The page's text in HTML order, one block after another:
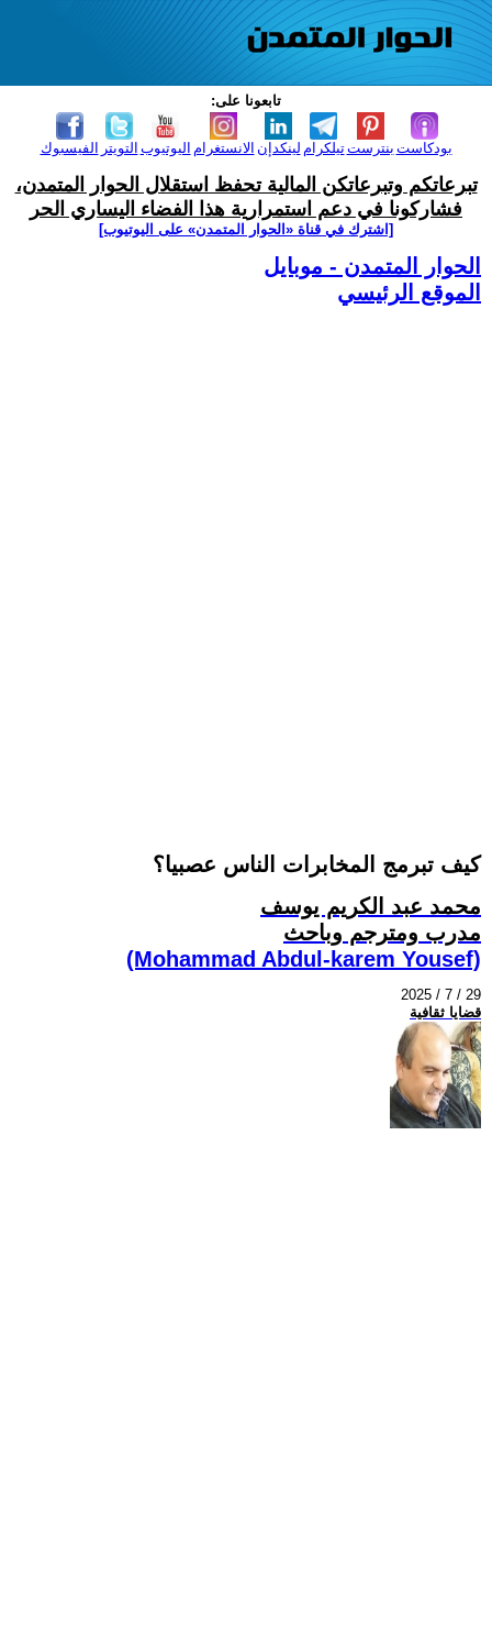
تابعونا على:
الفيسبوك التويتر اليوتيوب الانستغرام لينكدإن تيلكرامبنترست بودكاست
تبرعاتكم وتبرعاتكن المالية تحفظ استقلال الحوار المتمدن،
فشاركونا في دعم استمرارية هذا الفضاء اليساري الحر
[اشترك في قناة ‫«الحوار المتمدن» على اليوتيوب]
الحوار المتمدن - موبايل
الموقع الرئيسي
كيف تبرمج المخابرات الناس عصبيا؟
محمد عبد الكريم يوسف
مدرب ومترجم وباحث
(Mohammad Abdul-karem Yousef)
2025 / 7 / 29
قضايا ثقافية